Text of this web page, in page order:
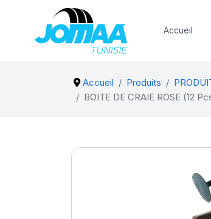
Accueil
Accueil Produits
BOITE DE CRAIE ROSE (12